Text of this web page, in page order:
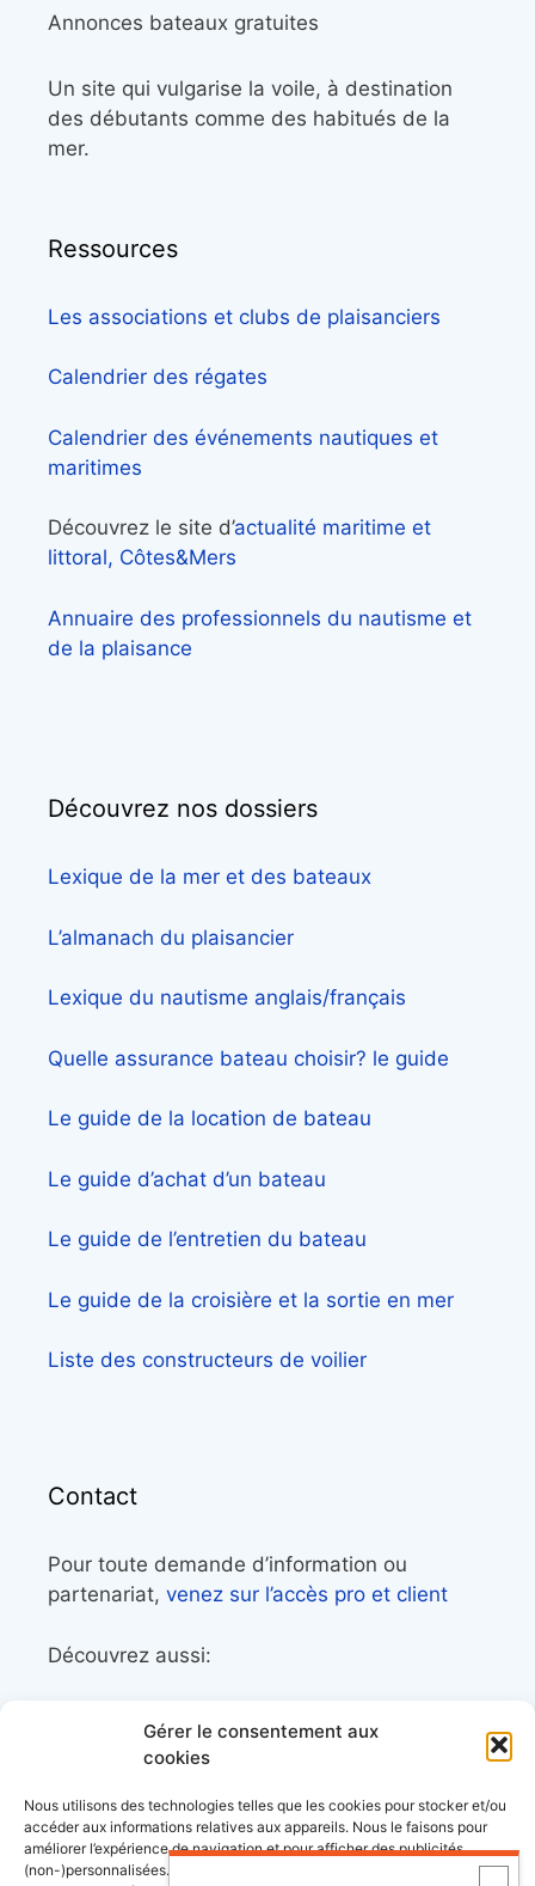
Gérer le consentement aux
cookies
Nous utilisons des technologies telles que les cookies pour stocker et/ou
accéder aux informations relatives aux appareils. Nous le faisons pour
améliorer l’expérience de navigation et pour afficher des publicités
(non-)personnalisées. Consentir à ces technologies nous autorisera à
Annonces bateaux gratuites
Un site qui vulgarise la voile, à destination
des débutants comme des habitués de la
mer.
Ressources
Les associations et clubs de plaisanciers
Calendrier des régates
Calendrier des événements nautiques et
maritimes
Découvrez le site d’actualité maritime et
littoral, Côtes&Mers
Annuaire des professionnels du nautisme et
de la plaisance
Découvrez nos dossiers
Lexique de la mer et des bateaux
L’almanach du plaisancier
Lexique du nautisme anglais/français
Quelle assurance bateau choisir? le guide
Le guide de la location de bateau
Le guide d’achat d’un bateau
Le guide de l’entretien du bateau
Le guide de la croisière et la sortie en mer
Liste des constructeurs de voilier
Contact
Pour toute demande d’information ou
partenariat, venez sur l’accès pro et client
Découvrez aussi:
librairie maritime
le trek et le raid nautique
BoatingAds, le site d’annonces bateaux